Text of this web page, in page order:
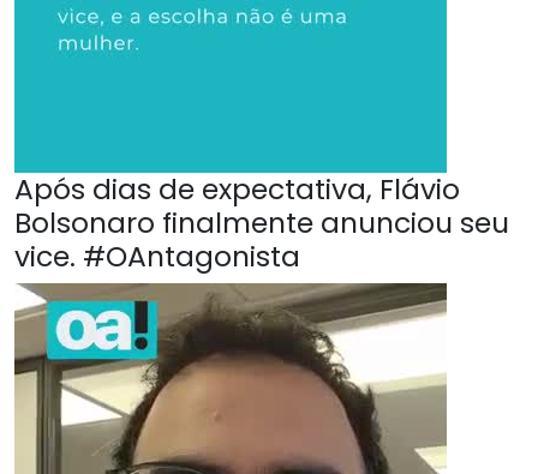
Após dias de expectativa, Flávio
Bolsonaro finalmente anunciou seu
vice. #OAntagonista